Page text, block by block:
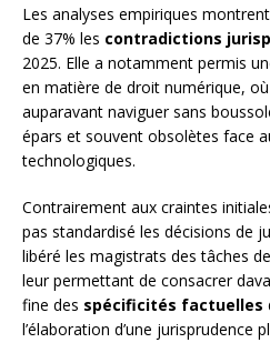
Les analyses empiriques
de 37% les contradictions
2025. Elle a notamment permis
en matière de droit numérique,
auparavant naviguer sans
épars et souvent obsolètes face
technologiques.
Contrairement aux craintes
pas standardisé les décisions de
libéré les magistrats des tâches
leur permettant de consacrer
fine des spécificités factuelles
l’élaboration d’une jurisprudence